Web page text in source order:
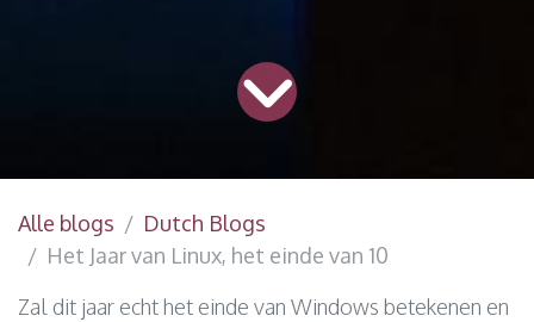
Alle blogs
Dutch Blogs
Het Jaar van Linux, het einde van 10
Zal dit jaar echt het einde van Windows betekenen en